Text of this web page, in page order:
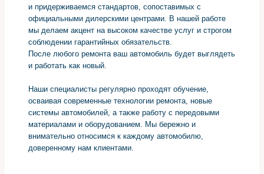
и придерживаемся стандартов, сопоставимых с
официальными дилерскими центрами. В нашей работе
мы делаем акцент на высоком качестве услуг и строгом
соблюдении гарантийных обязательств.
После любого ремонта ваш автомобиль будет выглядеть
и работать как новый.
Наши специалисты регулярно проходят обучение,
осваивая современные технологии ремонта, новые
системы автомобилей, а также работу с передовыми
материалами и оборудованием. Мы бережно и
внимательно относимся к каждому автомобилю,
доверенному нам клиентами.